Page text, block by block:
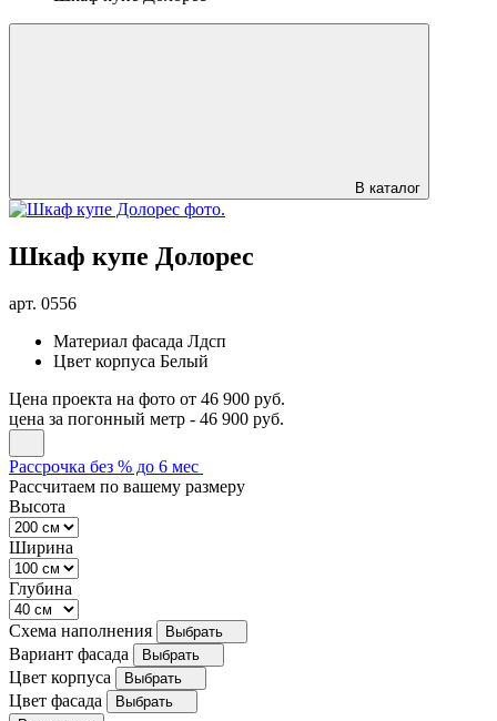
В каталог
Шкаф купе Долорес
арт. 0556
Материал фасада Лдсп
Цвет корпуса Белый
Цена проекта на фото от 46 900 руб.
цена за погонный метр - 46 900 руб.
Рассрочка без % до 6 мес
Рассчитаем по вашему размеру
Высота
Ширина
Глубина
Схема наполнения Выбрать
Вариант фасада Выбрать
Цвет корпуса Выбрать
Цвет фасада
Выбрать